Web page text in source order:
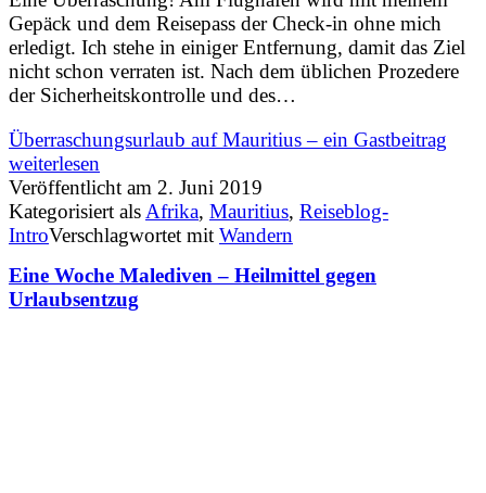
Gepäck und dem Reisepass der Check-in ohne mich
erledigt. Ich stehe in einiger Entfernung, damit das Ziel
nicht schon verraten ist. Nach dem üblichen Prozedere
der Sicherheitskontrolle und des…
Überraschungsurlaub auf Mauritius – ein Gastbeitrag
weiterlesen
Veröffentlicht am 2. Juni 2019
Kategorisiert als Afrika, Mauritius, Reiseblog-
IntroVerschlagwortet mit Wandern
Eine Woche Malediven – Heilmittel gegen
Urlaubsentzug